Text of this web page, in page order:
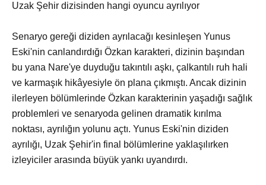
Uzak Şehir dizisinden hangi oyuncu ayrılıyor
Senaryo gereği diziden ayrılacağı kesinleşen Yunus
Eski'nin canlandırdığı Özkan karakteri, dizinin başından
bu yana Nare'ye duyduğu takıntılı aşkı, çalkantılı ruh hali
ve karmaşık hikâyesiyle ön plana çıkmıştı. Ancak dizinin
ilerleyen bölümlerinde Özkan karakterinin yaşadığı sağlık
problemleri ve senaryoda gelinen dramatik kırılma
noktası, ayrılığın yolunu açtı. Yunus Eski'nin diziden
ayrılığı, Uzak Şehir'in final bölümlerine yaklaşılırken
izleyiciler arasında büyük yankı uyandırdı.